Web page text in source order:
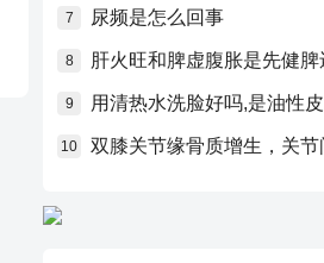
7 尿频是怎么回事
8 肝火旺和脾虚腹胀是先健脾
9 用清热水洗脸好吗,是油性
10 双膝关节缘骨质增生，关